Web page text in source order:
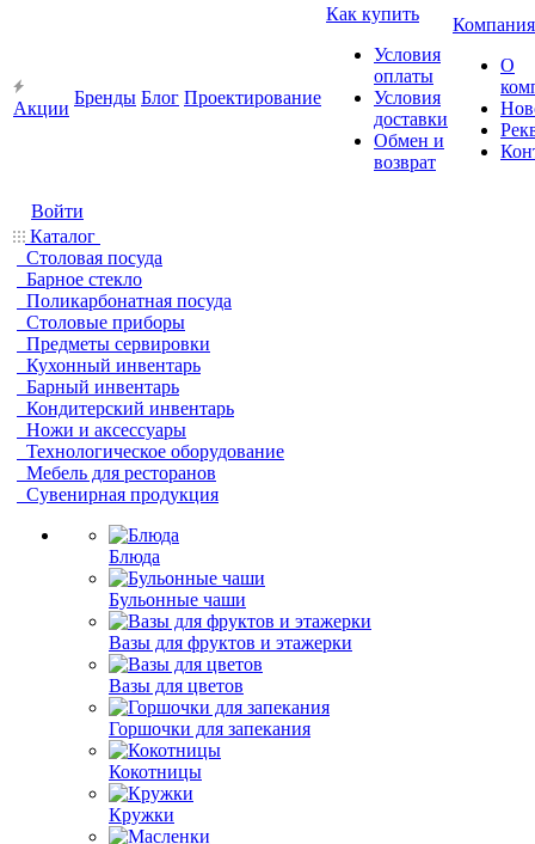
Акции
Бренды Блог Проектирование
Как купить
Условия
оплаты
Условия
доставки
Обмен и
возврат
Компания
О
Войти
Каталог
Столовая посуда
Барное стекло
Поликарбонатная посуда
Столовые приборы
Предметы сервировки
Кухонный инвентарь
Барный инвентарь
Кондитерский инвентарь
Ножи и аксессуары
Технологическое оборудование
Мебель для ресторанов
Сувенирная продукция
Блюда
Бульонные чаши
Вазы для фруктов и этажерки
Вазы для цветов
Горшочки для запекания
Кокотницы
Кружки